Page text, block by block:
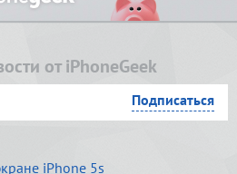
от iPhoneGeek
iPhone 5s